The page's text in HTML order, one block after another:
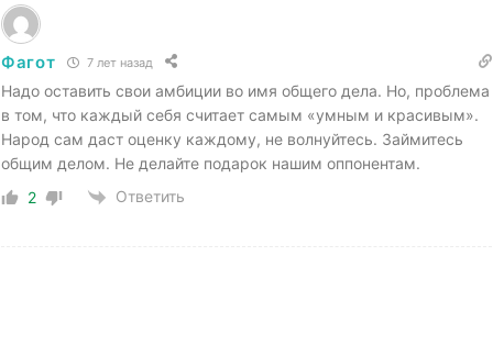
Фагот 7 лет назад
Надо оставить свои амбиции во имя общего дела. Но, проблема
в том, что каждый себя считает самым «умным и красивым».
Народ сам даст оценку каждому, не волнуйтесь. Займитесь
общим делом. Не делайте подарок нашим оппонентам.
2
Ответить